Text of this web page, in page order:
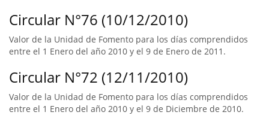
Circular N°76 (10/12/2010)
Valor de la Unidad de Fomento para los días comprendidos
entre el 1 Enero del año 2010 y el 9 de Enero de 2011.
Circular N°72 (12/11/2010)
Valor de la Unidad de Fomento para los días comprendidos
entre el 1 Enero del año 2010 y el 9 de Diciembre de 2010.